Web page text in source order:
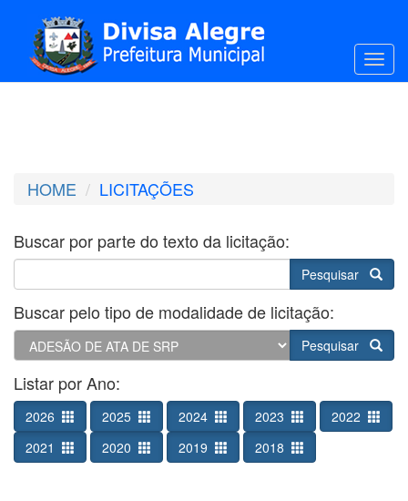
HOME LICITAÇÕES
Buscar por parte do texto da licitação:
Pesquisar
Buscar pelo tipo de modalidade de licitação:
Pesquisar
Listar por Ano:
2026 2025 2024 2023
2022
2021
2020 2019 2018